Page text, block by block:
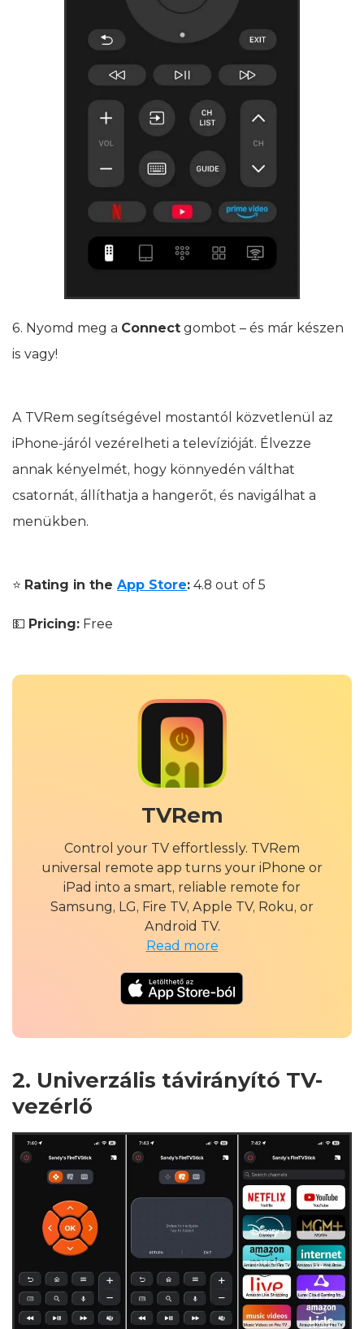
6. Nyomd meg a Connect gombot – és már készen
is vagy!
A TVRem segítségével mostantól közvetlenül az
iPhone-járól vezérelheti a televízióját. Élvezze
annak kényelmét, hogy könnyedén válthat
csatornát, állíthatja a hangerőt, és navigálhat a
menükben.
⭐️ Rating in the App Store: 4.8 out of 5
💵 Pricing: Free
TVRem
Control your TV effortlessly. TVRem
universal remote app turns your iPhone or
iPad into a smart, reliable remote for
Samsung, LG, Fire TV, Apple TV, Roku, or
Android TV.
Read more
2. Univerzális távirányító TV-
vezérlő